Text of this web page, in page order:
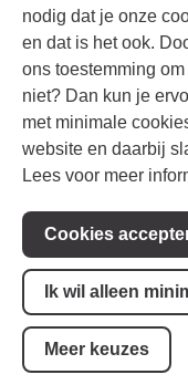
nodig dat je onze
en dat is het ook.
ons toestemming
niet? Dan kun je
met minimale
website en daarbij
Lees voor meer
Cookies
Ik wil alleen
Meer keuzes
Voorwaarden
Cookie-